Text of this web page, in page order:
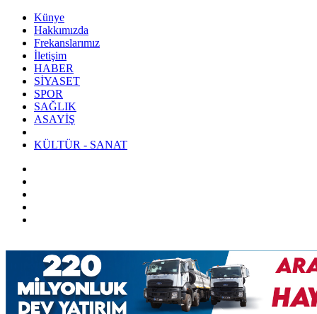
Künye
Hakkımızda
Frekanslarımız
İletişim
HABER
SİYASET
SPOR
SAĞLIK
ASAYİŞ
KÜLTÜR - SANAT